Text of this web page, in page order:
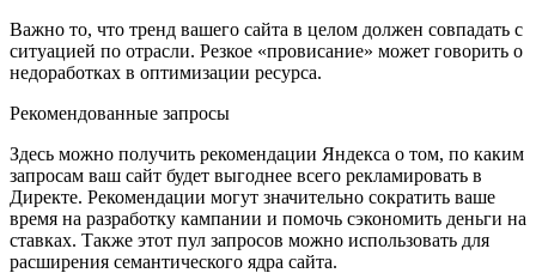
Важно то, что тренд вашего сайта в целом должен совпадать с
ситуацией по отрасли. Резкое «провисание» может говорить о
недоработках в оптимизации ресурса.
Рекомендованные запросы
Здесь можно получить рекомендации Яндекса о том, по каким
запросам ваш сайт будет выгоднее всего рекламировать в
Директе. Рекомендации могут значительно сократить ваше
время на разработку кампании и помочь сэкономить деньги на
ставках. Также этот пул запросов можно использовать для
расширения семантического ядра сайта.